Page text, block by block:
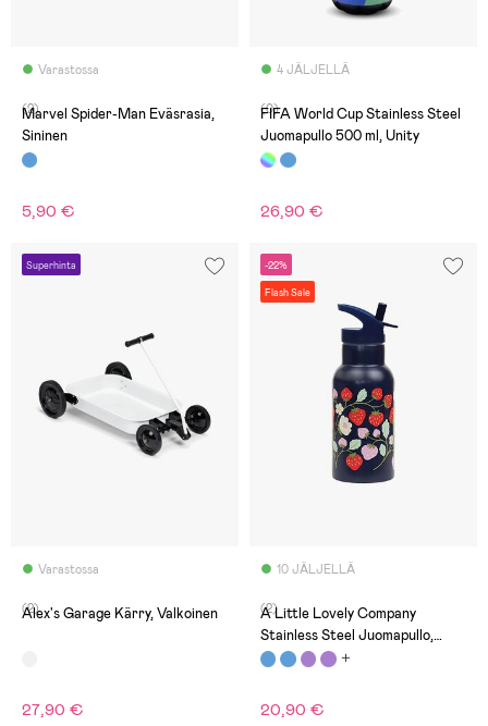
Varastossa
(2)
Marvel Spider-Man Eväsrasia,
Sininen
5,90 €
4 JÄLJELLÄ
(0)
FIFA World Cup Stainless Steel
Juomapullo 500 ml, Unity
26,90 €
Superhinta
Varastossa
(2)
Alex's Garage Kärry, Valkoinen
27,90 €
-22%
Flash Sale
10 JÄLJELLÄ
(2)
A Little Lovely Company
Stainless Steel Juomapullo,
Strawberries
20,90 €